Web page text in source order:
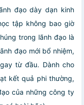
đạo dày dạn kinh
tập không bao giờ
trong lãnh đạo là
đạo mới bổ nhiệm,
từ đầu. Dành cho
kết quả phi thường,
của những công ty